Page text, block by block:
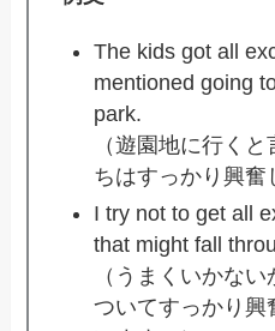
The kids got all
mentioned going
park.
（遊園地に行く
ちはすっかり興奮
I try not to get all
that might fall
（うまくいかな
ついてすっかり興